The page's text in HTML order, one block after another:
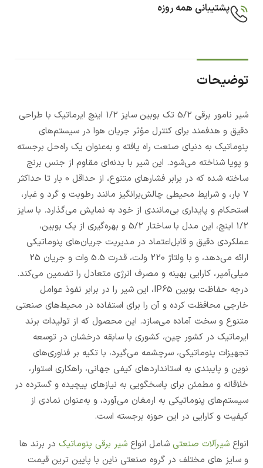
پشتیبانی همه روزه
توضیحات
شیر نامور برقی 5/2 تک بوبین سایز 1/2 اینچ ایرماتیک با طراحی
دقیق و هدفمند برای کنترل مؤثر جریان هوا در سیستم‌های
پنوماتیک به دنیای صنعت راه یافته و به‌عنوان یک راه‌حل برجسته
و پویا شناخته می‌شود. این شیر با بدنه‌ای مقاوم از جنس برنج
ساخته شده که در برابر فشارهای متنوع، از حداقل 0 بار تا حداکثر
7 بار، و شرایط محیطی چالش‌برانگیز مانند رطوبت و گرد و غبار،
استحکام و پایداری بی‌مانندی از خود به نمایش می‌گذارد. با سایز
1/2 اینچ، این مدل با ساختار 5/2 و بهره‌گیری از یک بوبین،
عملکردی دقیق و قابل‌اعتماد در مدیریت جریان‌های پنوماتیکی
ارائه می‌دهد، و با ولتاژ 220 ولت، قدرت 5.5 وات و جریان 25
میلی‌آمپر، کارایی بهینه و مصرف انرژی متعادل را تضمین می‌کند.
درجه حفاظت بوبین IP65، این شیر را در برابر نفوذ عوامل
خارجی محافظت کرده و آن را برای استفاده در محیط‌های صنعتی
متنوع و سخت آماده می‌سازد. این محصول که از تولیدات برند
ایرماتیک در کشور چین، کشوری با سابقه درخشان در توسعه
تجهیزات پنوماتیکی، سرچشمه می‌گیرد، با تکیه بر فناوری‌های
نوین و پایبندی به استانداردهای کیفی جهانی، راهکاری استوار،
خلاقانه و مطمئن برای پاسخگویی به نیازهای پیچیده و گسترده در
سیستم‌های پنوماتیکی به ارمغان می‌آورد، و به‌عنوان نمادی از
کیفیت و کارایی در این حوزه برجسته است.
انواع شیرآلات صنعتی شامل انواع شیر برقی پنوماتیک در برند ها
و سایز های مختلف در گروه صنعتی ناین با پایین ترین قیمت